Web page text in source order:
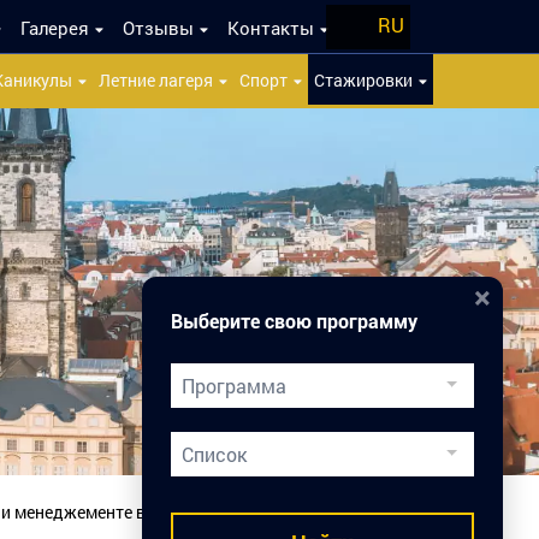
Галерея Отзывы Контакты RU
Летние лагеря Спорт Стажировки
×
Выберите свою программу
Программа
Двойной Диплом
Подготовка к вузам
Медицинское образование
Список
менеджементе в Праге